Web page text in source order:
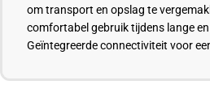
om transport en opslag te
comfortabel gebruik tijdens lange
Geïntegreerde connectiviteit voor